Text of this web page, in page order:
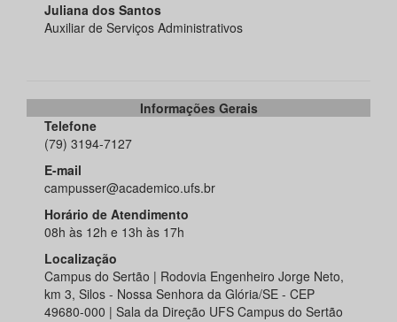
Juliana dos Santos
Auxiliar de Serviços Administrativos
Informações Gerais
Telefone
(79) 3194-7127
E-mail
campusser@academico.ufs.br
Horário de Atendimento
08h às 12h e 13h às 17h
Localização
Campus do Sertão | Rodovia Engenheiro Jorge Neto,
km 3, Silos - Nossa Senhora da Glória/SE - CEP
49680-000 | Sala da Direção UFS Campus do Sertão